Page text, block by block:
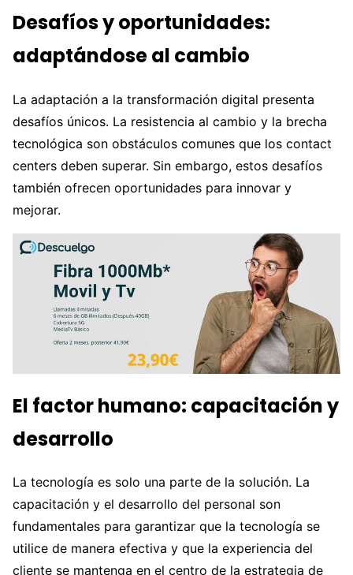
Desafíos y oportunidades:
adaptándose al cambio
La adaptación a la transformación digital presenta
desafíos únicos. La resistencia al cambio y la brecha
tecnológica son obstáculos comunes que los contact
centers deben superar. Sin embargo, estos desafíos
también ofrecen oportunidades para innovar y
mejorar.
El factor humano: capacitación y
desarrollo
La tecnología es solo una parte de la solución. La
capacitación y el desarrollo del personal son
fundamentales para garantizar que la tecnología se
utilice de manera efectiva y que la experiencia del
cliente se mantenga en el centro de la estrategia de